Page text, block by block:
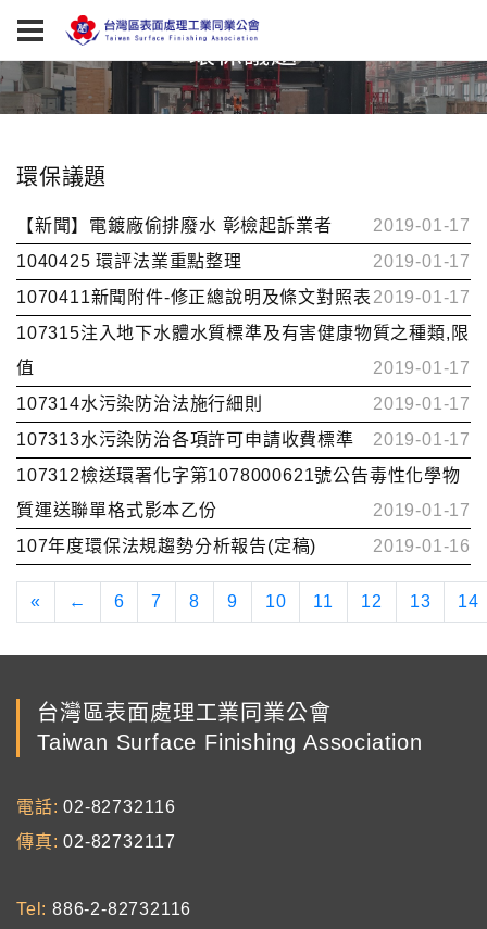
環保議題
環保議題
【新聞】電鍍廠偷排廢水 彰檢起訴業者
2019-01-17
1040425 環評法業重點整理
2019-01-17
1070411新聞附件-修正總說明及條文對照表 2019-01-17
107315注入地下水體水質標準及有害健康物質之種類,限
值
2019-01-17
107314水污染防治法施行細則
2019-01-17
107313水污染防治各項許可申請收費標準
2019-01-17
107312檢送環署化字第1078000621號公告毒性化學物
質運送聯單格式影本乙份
2019-01-17
107年度環保法規趨勢分析報告(定稿)
2019-01-16
« ← 6 7 8 9 10 11 12 13 14
台灣區表面處理工業同業公會
Taiwan Surface Finishing Association
電話
02-82732116
傳真
02-82732117
Tel
886-2-82732116